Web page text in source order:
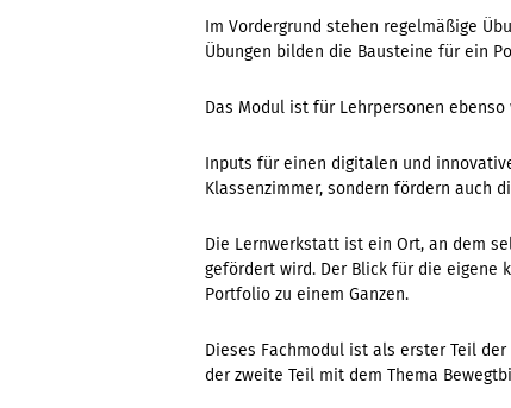
Im Vordergrund stehen regelmäßige
Übungen bilden die Bausteine für ein
Das Modul ist für Lehrpersonen
Inputs für einen digitalen und
Klassenzimmer, sondern fördern auch
Die Lernwerkstatt ist ein Ort, an dem
gefördert wird. Der Blick für die eigene
Portfolio zu einem Ganzen.
Dieses Fachmodul ist als erster Teil
der zweite Teil mit dem Thema